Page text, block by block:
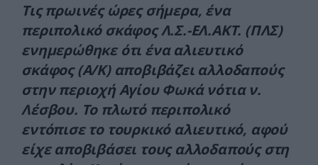
Τις πρωινές ώρες σήμερα, ένα
περιπολικό σκάφος Λ.Σ.-ΕΛ.ΑΚΤ. (ΠΛΣ)
ενημερώθηκε ότι ένα αλιευτικό
σκάφος (Α/Κ) αποβιβάζει αλλοδαπούς
στην περιοχή Αγίου Φωκά νότια ν.
Λέσβου. Το πλωτό περιπολικό
εντόπισε το τουρκικό αλιευτικό, αφού
είχε αποβιβάσει τους αλλοδαπούς στη